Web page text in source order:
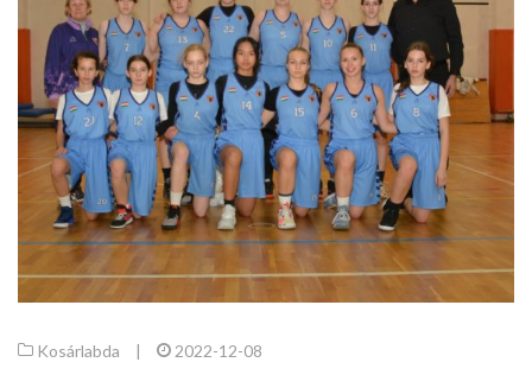
Kosárlabda | 2022-12-08